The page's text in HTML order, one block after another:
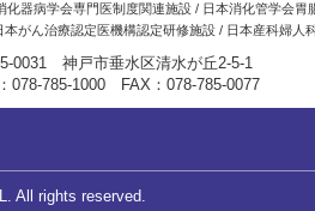
化器病学会専門医制度関連施設 / 日本消化管学会
本がん治療認定医機構認定研修施設 / 日本産科婦人
0031 神戸市垂水区清水が丘2-5-1
078-785-1000 FAX：078-785-0077
All rights reserved.